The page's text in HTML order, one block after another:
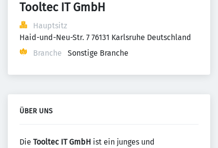
Tooltec IT GmbH
Hauptsitz
Haid-und-Neu-Str. 7 76131 Karlsruhe Deutschland
Branche
Sonstige Branche
ÜBER UNS
Die Tooltec IT GmbH ist ein junges und